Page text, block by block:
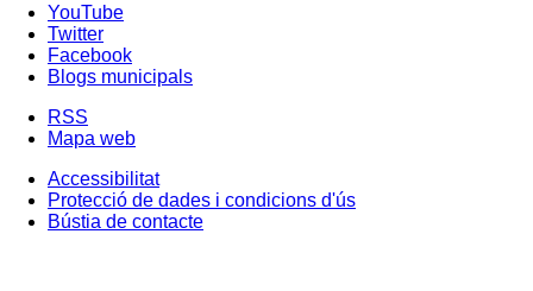
YouTube
Twitter
Facebook
Blogs municipals
RSS
Mapa web
Accessibilitat
Protecció de dades i condicions d'ús
Bústia de contacte